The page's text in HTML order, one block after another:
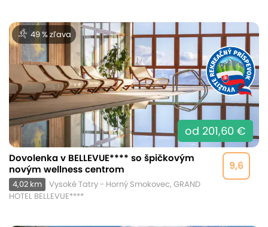
49 % zľava
od 201,60 €
9,6
Dovolenka v BELLEVUE**** so špičkovým
novým wellness centrom
4,02 km
Vysoké Tatry - Horný Smokovec, GRAND
HOTEL BELLEVUE****